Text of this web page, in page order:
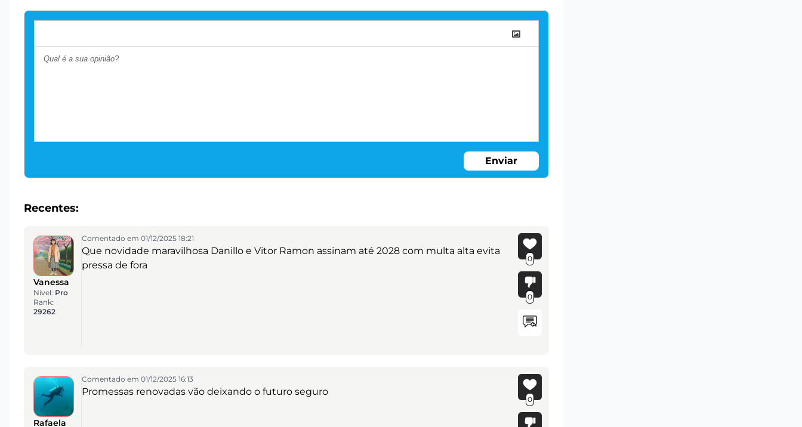
Enviar
Recentes:
Vanessa
Nível: Pro
Rank:
29262
Comentado em 01/12/2025 18:21
Que novidade maravilhosa Danillo e Vitor Ramon assinam até 2028 com multa alta evita
pressa de fora
0
0
Rafaela
Comentado em 01/12/2025 16:13
Promessas renovadas vão deixando o futuro seguro
0